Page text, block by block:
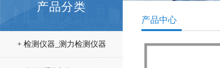
产品分类
+ 检测仪器_测力检测仪器
产品中心